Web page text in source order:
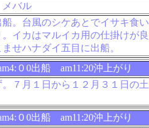
メバル
。台風のシケあとでイサキ食
イカはマルイカ用の仕掛けが
せハナダイ五目に出船。
０0出船 am11:20沖上がり
７月１日から１２月３１日の
０0出船 am11:20沖上がり